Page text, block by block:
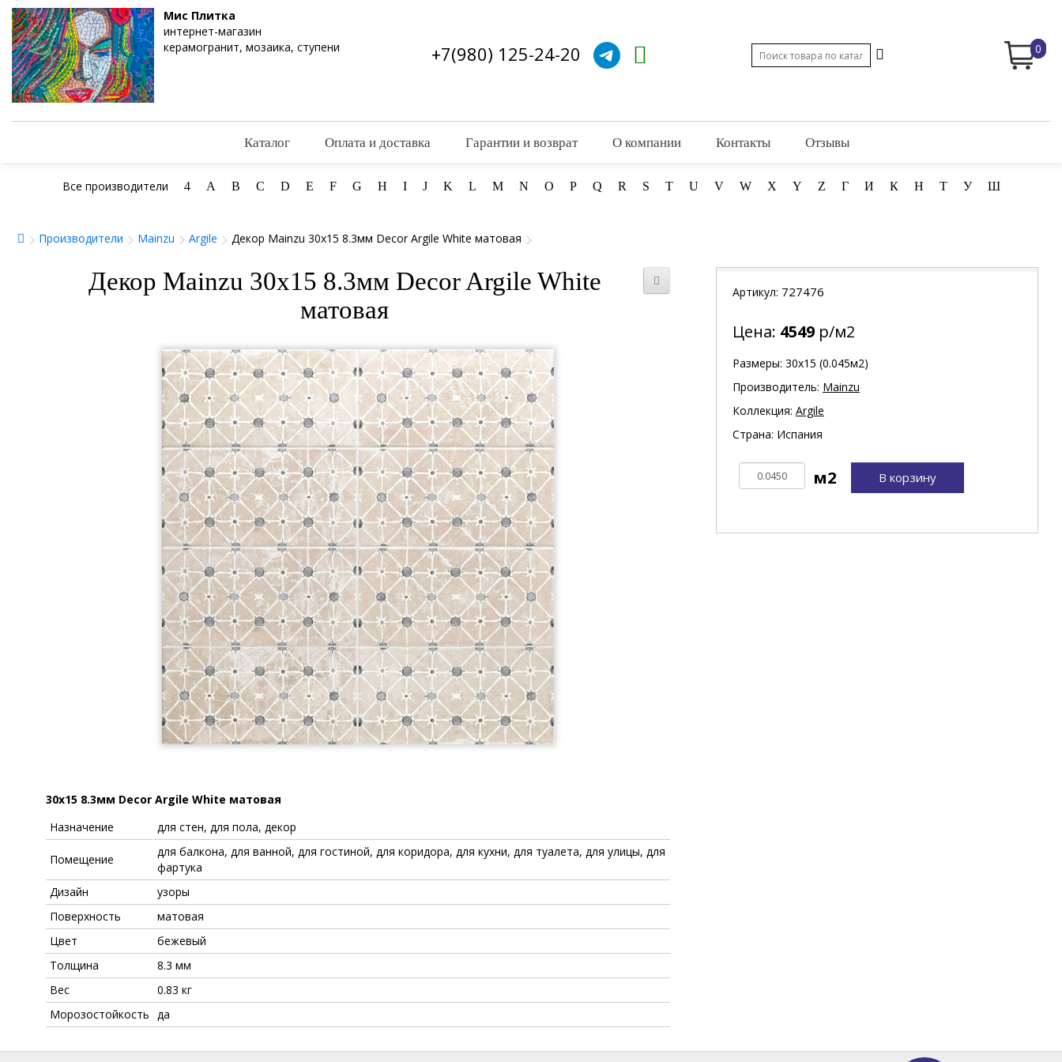
Мис Плитка
интернет-магазин
керамогранит, мозаика, ступени
+7(980) 125-24-20 0
Каталог Оплата и доставка Гарантии и возврат О компании Контакты Отзывы
Все производители 4 A B C D E F G H I J K L M N O P Q R S T U V W X Y Z Г И К Н Т У Ш
Производители Mainzu Argile Декор Mainzu 30x15 8.3мм Decor Argile White матовая
Декор Mainzu 30x15 8.3мм Decor Argile White
матовая
30x15 8.3мм Decor Argile White матовая
Назначение
для стен, для пола, декор
Помещение
для балкона, для ванной, для гостиной, для коридора, для кухни, для туалета, для улицы, для
фартука
Дизайн
узоры
Поверхность
матовая
Цвет
бежевый
Толщина
8.3 мм
Вес
0.83 кг
Морозостойкость да
Артикул: 727476
Цена: 4549 р/м2
Размеры: 30х15 (0.045м2)
Производитель: Mainzu
Коллекция: Argile
Страна: Испания
В корзину